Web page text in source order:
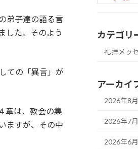
弟子達の語る言
した。そのよう
ての「異言」が
章は、教会の集
ますが、その中
カテゴリ
礼拝メッ
アーカイ
2026年8月
2026年7月
2026年6月